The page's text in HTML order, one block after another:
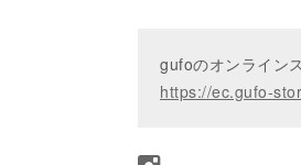
gufoのオンライン
https://ec.gufo-